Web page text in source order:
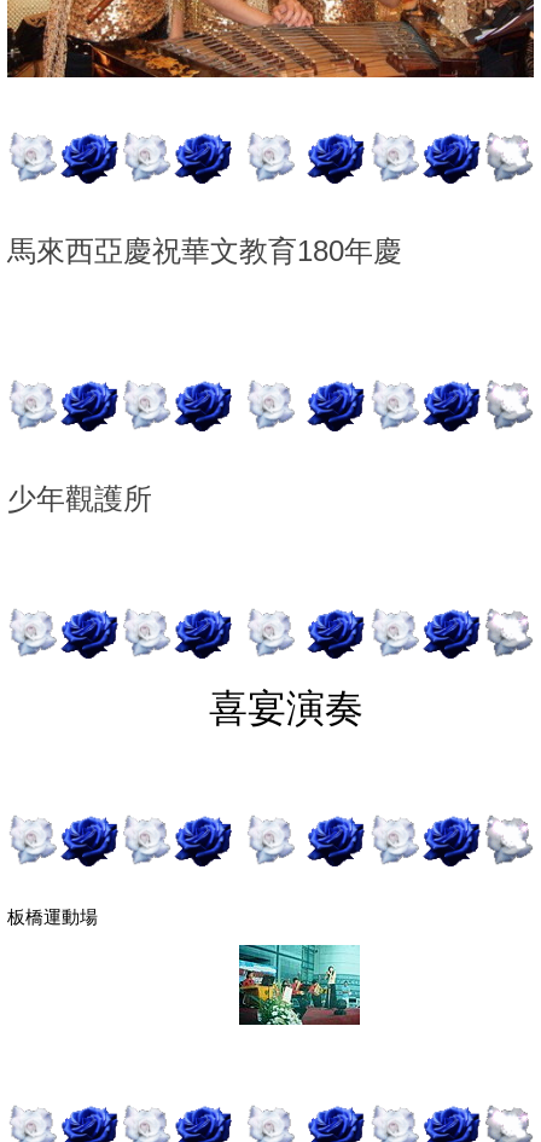
馬來西亞慶祝華文教育180年慶
少年觀護所
喜宴演奏
板橋運動場